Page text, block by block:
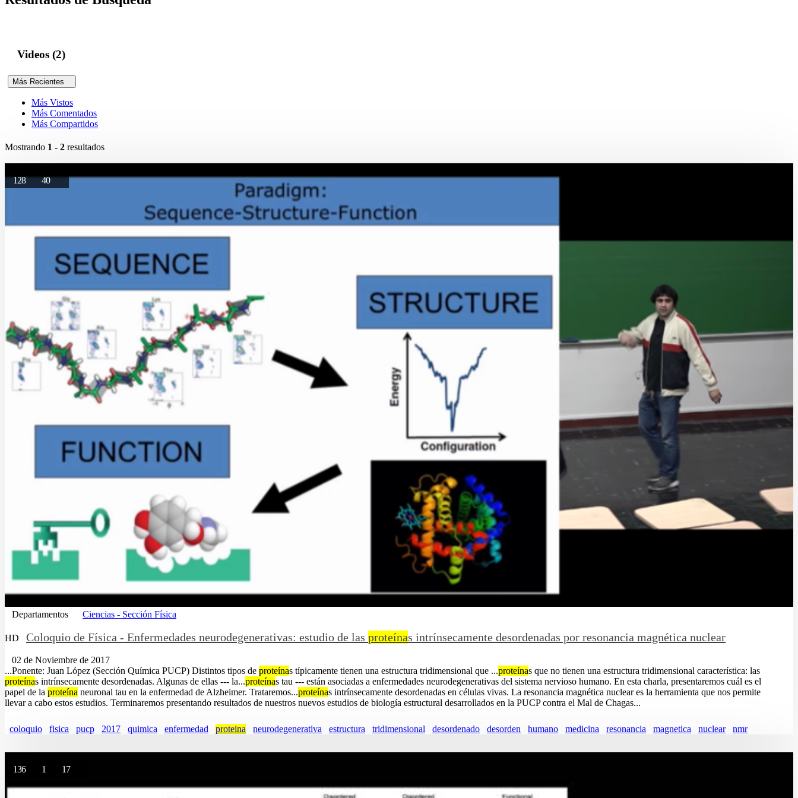
Videos (2)
Más Recientes
Más Vistos
Más Comentados
Más Compartidos
Mostrando 1 - 2 resultados
12840
Departamentos Ciencias - Sección Física
HD Coloquio de Física - Enfermedades neurodegenerativas: estudio de las proteínas intrínsecamente desordenadas por resonancia magnética nuclear
02 de Noviembre de 2017
...Ponente: Juan López (Sección Química PUCP) Distintos tipos de proteínas típicamente tienen una estructura tridimensional que ...proteínas que no tienen una estructura tridimensional característica: las
proteínas intrínsecamente desordenadas. Algunas de ellas --- la...proteínas tau --- están asociadas a enfermedades neurodegenerativas del sistema nervioso humano. En esta charla, presentaremos cuál es el
papel de la proteína neuronal tau en la enfermedad de Alzheimer. Trataremos...proteínas intrínsecamente desordenadas en células vivas. La resonancia magnética nuclear es la herramienta que nos permite
llevar a cabo estos estudios. Terminaremos presentando resultados de nuestros nuevos estudios de biología estructural desarrollados en la PUCP contra el Mal de Chagas...
coloquio fisica pucp 2017 quimica enfermedad proteina neurodegenerativa estructura tridimensional desordenado desorden humano medicina resonancia magnetica nuclear nmr
136 1 17